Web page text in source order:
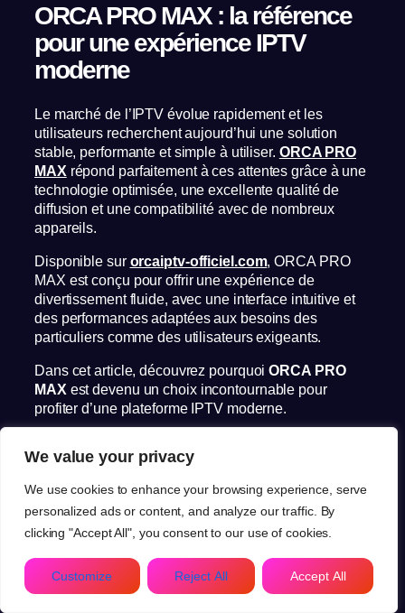
We value your privacy
We use cookies to enhance your browsing experience, serve
personalized ads or content, and analyze our traffic. By
clicking "Accept All", you consent to our use of cookies.
Customize Reject All Accept All
ORCA PRO MAX : la référence
pour une expérience IPTV
moderne
Le marché de l’IPTV évolue rapidement et les
utilisateurs recherchent aujourd’hui une solution
stable, performante et simple à utiliser. ORCA PRO
MAX répond parfaitement à ces attentes grâce à une
technologie optimisée, une excellente qualité de
diffusion et une compatibilité avec de nombreux
appareils.
Disponible sur orcaiptv-officiel.com, ORCA PRO
MAX est conçu pour offrir une expérience de
divertissement fluide, avec une interface intuitive et
des performances adaptées aux besoins des
particuliers comme des utilisateurs exigeants.
Dans cet article, découvrez pourquoiORCA PRO
MAX est devenu un choix incontournable pour
profiter d’une plateforme IPTV moderne.
Pourquoi choisir ORCA PRO
MAX ?
ORCA PRO MAX
réside
dans sa combinaison entre simplicité, rapidité et
stabilité.
Contrairement à de nombreuses solutions du
FR